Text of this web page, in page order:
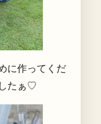
に作ってくだ
たぁ♡